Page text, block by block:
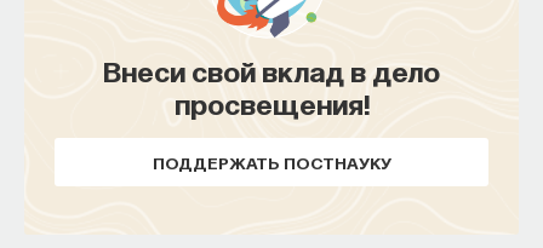
Внеси свой вклад в дело
просвещения!
ПОДДЕРЖАТЬ ПОСТНАУКУ